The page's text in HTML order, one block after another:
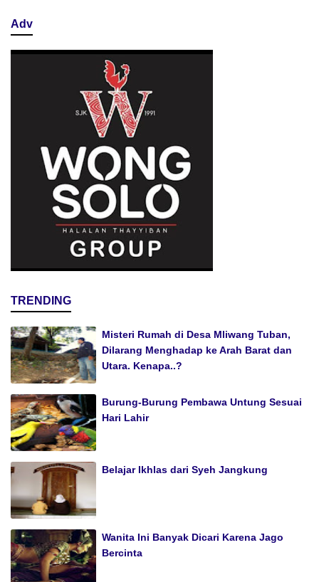
Adv
TRENDING
Misteri Rumah di Desa Mliwang Tuban,
Dilarang Menghadap ke Arah Barat dan
Utara. Kenapa..?
Burung-Burung Pembawa Untung Sesuai
Hari Lahir
Belajar Ikhlas dari Syeh Jangkung
Wanita Ini Banyak Dicari Karena Jago
Bercinta